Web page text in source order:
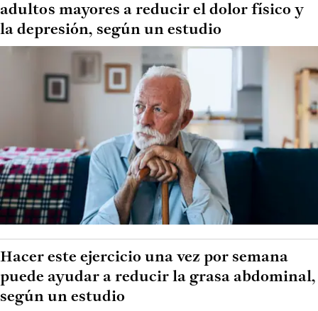
adultos mayores a reducir el dolor físico y
la depresión, según un estudio
Hacer este ejercicio una vez por semana
puede ayudar a reducir la grasa abdominal,
según un estudio